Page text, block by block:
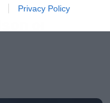
Privacy Policy